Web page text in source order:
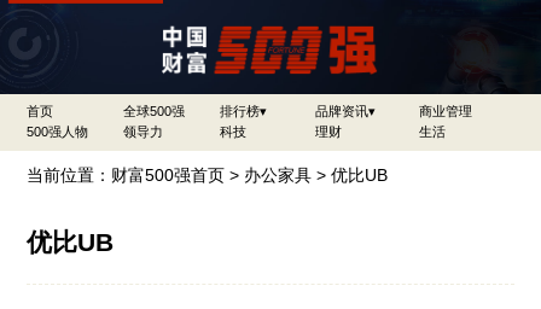
首页 全球500强 排行榜▾ 品牌资讯▾
商业管理
500强人物
领导力 科技 理财 生活
当前位置： 财富500强首页 > 办公家具 > 优比UB
优比UB